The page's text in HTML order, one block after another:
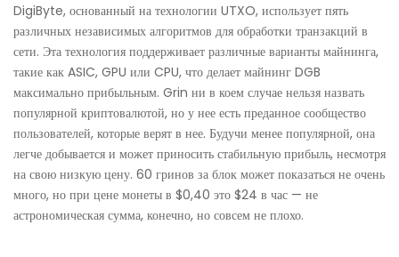
DigiByte, основанный на технологии UTXO, использует пять
различных независимых алгоритмов для обработки транзакций в
сети. Эта технология поддерживает различные варианты майнинга,
такие как ASIC, GPU или CPU, что делает майнинг DGB
максимально прибыльным. Grin ни в коем случае нельзя назвать
популярной криптовалютой, но у нее есть преданное сообщество
пользователей, которые верят в нее. Будучи менее популярной, она
легче добывается и может приносить стабильную прибыль, несмотря
на свою низкую цену. 60 гринов за блок может показаться не очень
много, но при цене монеты в $0,40 это $24 в час — не
астрономическая сумма, конечно, но совсем не плохо.